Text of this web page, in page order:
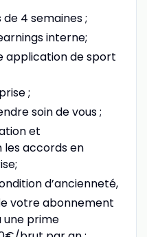
de 4 semaines ;
interne;
application de sport
;
soin de vous ;
et
accords en
d’ancienneté,
votre abonnement
une prime